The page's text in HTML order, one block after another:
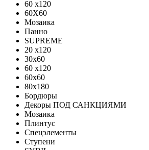
60 x120
60X60
Мозаика
Панно
SUPREME
20 x120
30x60
60 x120
60x60
80x180
Бордюры
Декоры ПОД САНКЦИЯМИ
Мозаика
Плинтус
Спецэлементы
Ступени